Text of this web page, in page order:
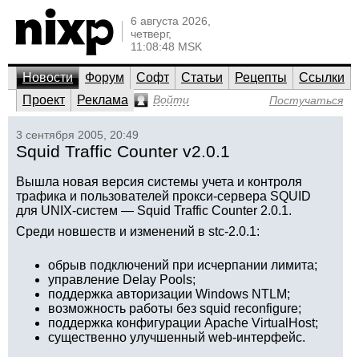
6 августа 2026,
четверг,
11:08:48 MSK
Новости Форум Софт Статьи Рецепты
Ссылки
Проект
Реклама Войти Постучаться
3 сентября 2005, 20:49
Squid Traffic Counter v2.0.1
Вышла новая версия системы учета и контроля
трафика и пользователей прокси-сервера SQUID
для UNIX-систем — Squid Traffic Counter 2.0.1.
Среди новшеств и изменений в stc-2.0.1:
обрыв подключений при исчерпании лимита;
управление Delay Pools;
поддержка авторизации Windows NTLM;
возможность работы без squid reconfigure;
поддержка конфигурации Apache VirtualHost;
существенно улучшенный web-интерфейс.